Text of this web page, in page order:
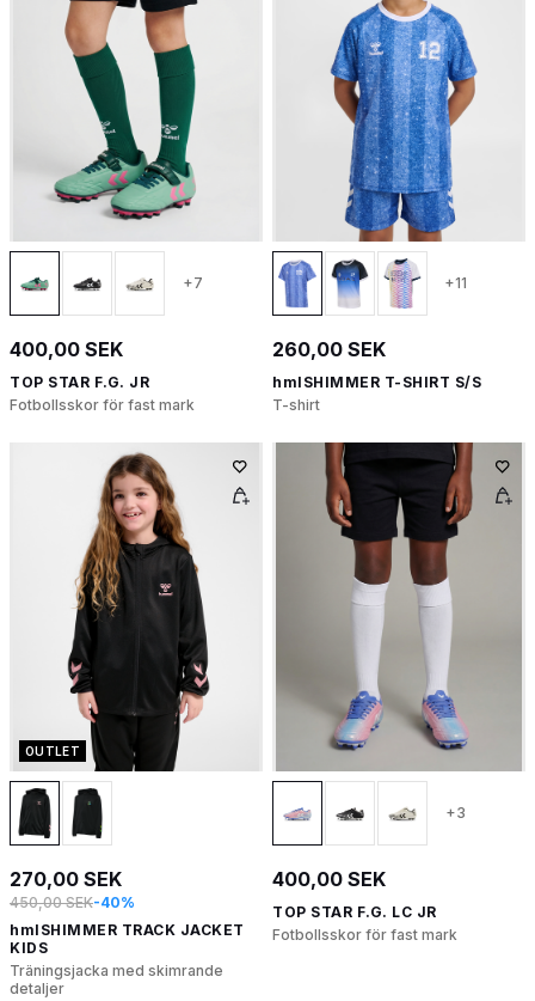
+7
400,00 SEK
TOP STAR F.G. JR
Fotbollsskor för fast mark
+11
260,00 SEK
hmlSHIMMER T-SHIRT S/S
T-shirt
OUTLET
270,00 SEK
450,00 SEK-40%
hmlSHIMMER TRACK JACKET
KIDS
Träningsjacka med skimrande
detaljer
+3
400,00 SEK
TOP STAR F.G. LC JR
Fotbollsskor för fast mark